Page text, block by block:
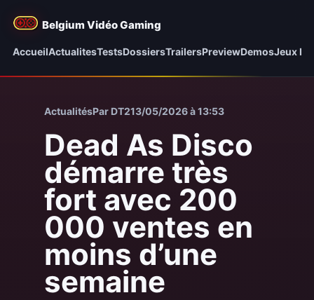
Belgium Vidéo Gaming
AccueilActualitesTestsDossiersTrailersPreviewDemosJeux
ActualitésPar DT213/05/2026 à 13:53
Dead As Disco
démarre très
fort avec 200
000 ventes en
moins d’une
semaine